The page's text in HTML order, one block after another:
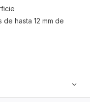
hasta 12 mm de